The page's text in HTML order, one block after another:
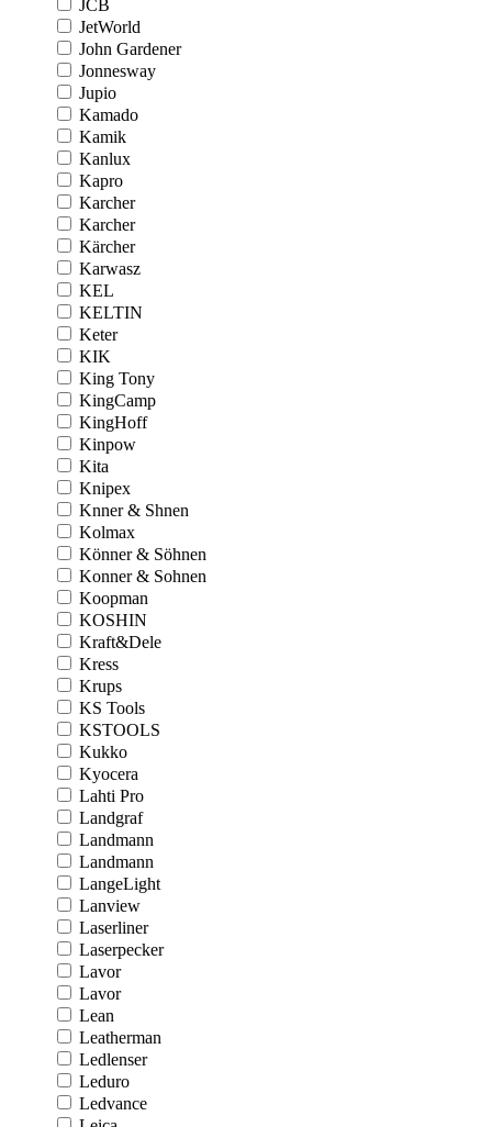
JCB
JetWorld
John Gardener
Jonnesway
Jupio
Kamado
Kamik
Kanlux
Kapro
Karcher
Karcher
Kärcher
Karwasz
KEL
KELTIN
Keter
KIK
King Tony
KingCamp
KingHoff
Kinpow
Kita
Knipex
Knner & Shnen
Kolmax
Könner & Söhnen
Konner & Sohnen
Koopman
KOSHIN
Kraft&Dele
Kress
Krups
KS Tools
KSTOOLS
Kukko
Kyocera
Lahti Pro
Landgraf
Landmann
Landmann
LangeLight
Lanview
Laserliner
Laserpecker
Lavor
Lavor
Lean
Leatherman
Ledlenser
Leduro
Ledvance